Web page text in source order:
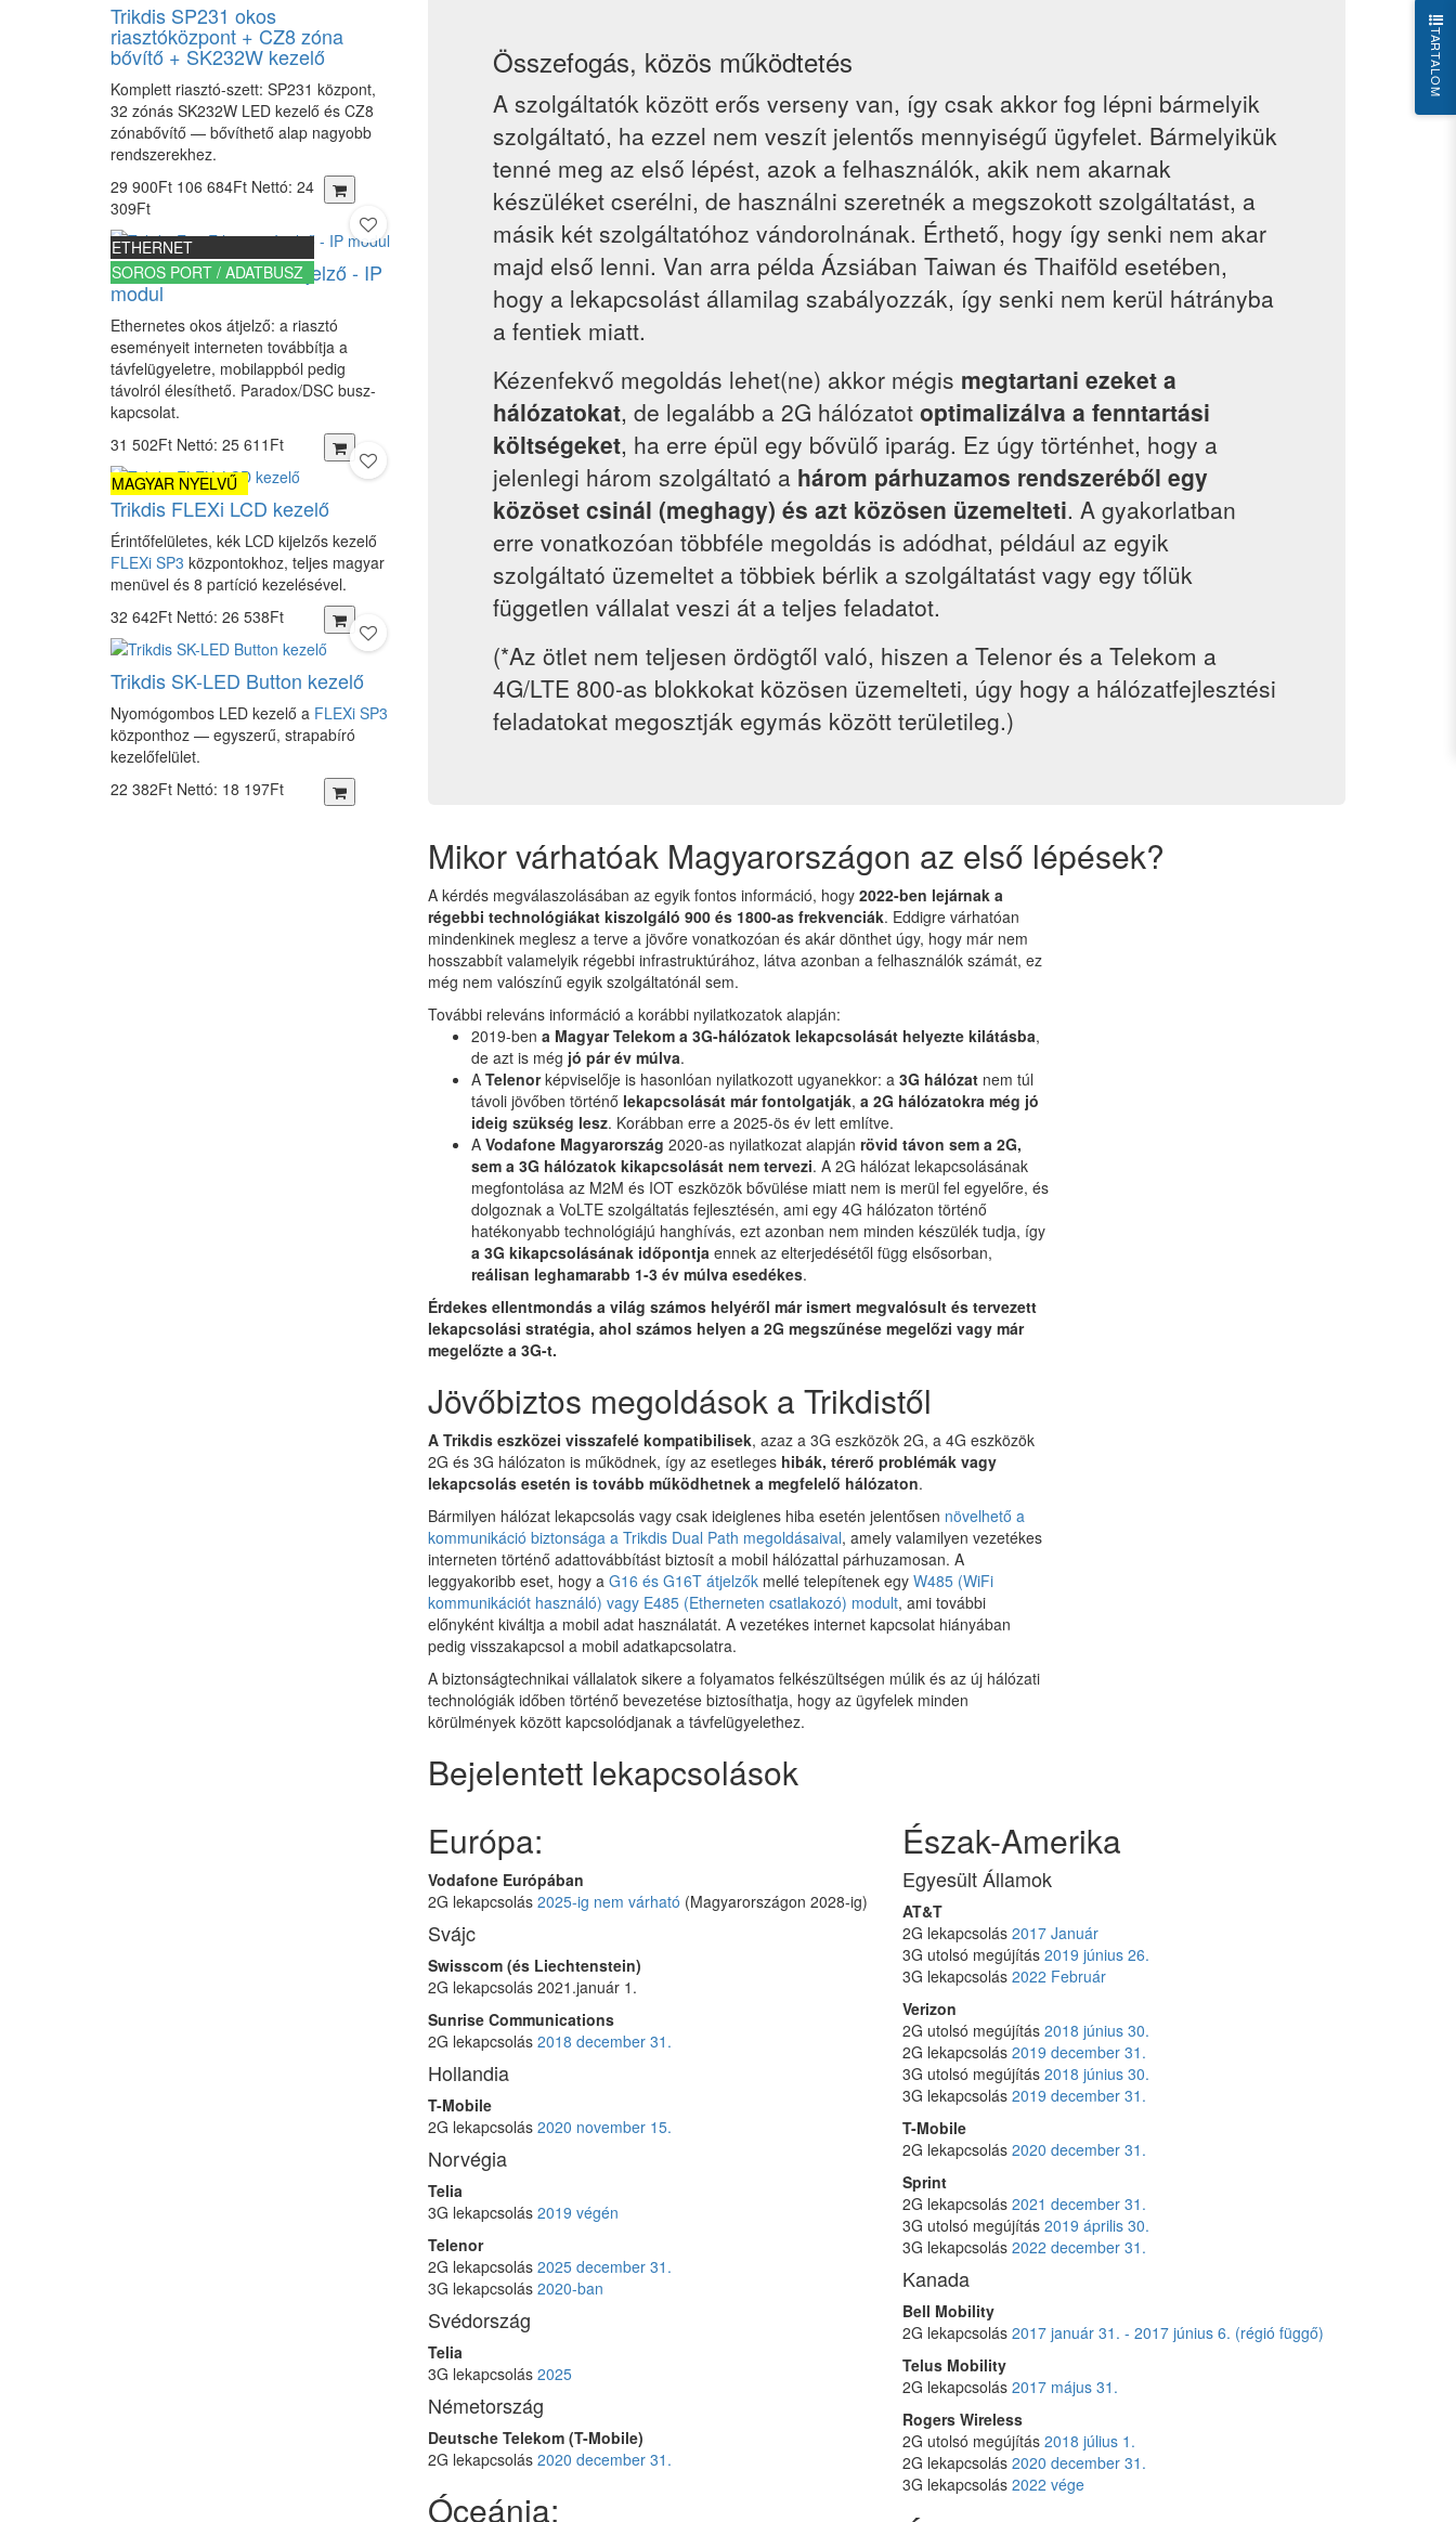
Trikdis SP231 okos
riasztóközpont + CZ8 zóna
bővítő + SK232W kezelő
Komplett riasztó-szett: SP231 központ,
32 zónás SK232W LED kezelő és CZ8
zónabővítő — bővíthető alap nagyobb
rendszerekhez.
29 900Ft 106 684Ft Nettó: 24
309Ft
ETHERNET
SOROS PORT / ADATBUSZ
Trikdis E16 Ethernet átjelző - IP
modul
Ethernetes okos átjelző: a riasztó
eseményeit interneten továbbítja a
távfelügyeletre, mobilappból pedig
távolról élesíthető. Paradox/DSC busz-
kapcsolat.
31 502Ft Nettó: 25 611Ft
MAGYAR NYELVŰ
Trikdis FLEXi LCD kezelő
Érintőfelületes, kék LCD kijelzős kezelő
FLEXi SP3 központokhoz, teljes magyar
menüvel és 8 partíció kezelésével.
32 642Ft Nettó: 26 538Ft
Trikdis SK-LED Button kezelő
Nyomógombos LED kezelő a FLEXi SP3
központhoz — egyszerű, strapabíró
kezelőfelület.
22 382Ft Nettó: 18 197Ft
Összefogás, közös működtetés
A szolgáltatók között erős verseny van, így csak akkor fog lépni bármelyik
szolgáltató, ha ezzel nem veszít jelentős mennyiségű ügyfelet. Bármelyikük
tenné meg az első lépést, azok a felhasználók, akik nem akarnak
készüléket cserélni, de használni szeretnék a megszokott szolgáltatást, a
másik két szolgáltatóhoz vándorolnának. Érthető, hogy így senki nem akar
majd első lenni. Van arra példa Ázsiában Taiwan és Thaiföld esetében,
hogy a lekapcsolást államilag szabályozzák, így senki nem kerül hátrányba
a fentiek miatt.
Kézenfekvő megoldás lehet(ne) akkor mégis megtartani ezeket a
hálózatokat, de legalább a 2G hálózatot optimalizálva a fenntartási
költségeket, ha erre épül egy bővülő iparág. Ez úgy történhet, hogy a
jelenlegi három szolgáltató a három párhuzamos rendszeréből egy
közöset csinál (meghagy) és azt közösen üzemelteti. A gyakorlatban
erre vonatkozóan többféle megoldás is adódhat, például az egyik
szolgáltató üzemeltet a többiek bérlik a szolgáltatást vagy egy tőlük
független vállalat veszi át a teljes feladatot.
(*Az ötlet nem teljesen ördögtől való, hiszen a Telenor és a Telekom a
4G/LTE 800-as blokkokat közösen üzemelteti, úgy hogy a hálózatfejlesztési
feladatokat megosztják egymás között területileg.)
Mikor várhatóak Magyarországon az első lépések?
A kérdés megválaszolásában az egyik fontos információ, hogy 2022-ben lejárnak a
régebbi technológiákat kiszolgáló 900 és 1800-as frekvenciák. Eddigre várhatóan
mindenkinek meglesz a terve a jövőre vonatkozóan és akár dönthet úgy, hogy már nem
hosszabbít valamelyik régebbi infrastruktúrához, látva azonban a felhasználók számát, ez
még nem valószínű egyik szolgáltatónál sem.
További releváns információ a korábbi nyilatkozatok alapján:
2019-ben a Magyar Telekom a 3G-hálózatok lekapcsolását helyezte kilátásba,
de azt is még jó pár év múlva.
A Telenorképviselője is hasonlóan nyilatkozott ugyanekkor: a 3G hálózatnem túl
távoli jövőben történő lekapcsolását már fontolgatják, a 2G hálózatokra még jó
ideig szükség lesz. Korábban erre a 2025-ös év lett említve.
A Vodafone Magyarország 2020-as nyilatkozat alapján rövid távon sem a 2G,
sem a 3G hálózatok kikapcsolását nem tervezi. A 2G hálózat lekapcsolásának
megfontolása az M2M és IOT eszközök bővülése miatt nem is merül fel egyelőre, és
dolgoznak a VoLTE szolgáltatás fejlesztésén, ami egy 4G hálózaton történő
hatékonyabb technológiájú hanghívás, ezt azonban nem minden készülék tudja, így
a 3G kikapcsolásának időpontja ennek az elterjedésétől függ elsősorban,
reálisan leghamarabb 1-3 év múlva esedékes.
Érdekes ellentmondás a világ számos helyéről már ismert megvalósult és tervezett
lekapcsolási stratégia, ahol számos helyen a 2G megszűnése megelőzi vagy már
megelőzte a 3G-t.
Jövőbiztos megoldások a Trikdistől
A Trikdis eszközei visszafelé kompatibilisek, azaz a 3G eszközök 2G, a 4G eszközök
2G és 3G hálózaton is működnek, így az esetleges hibák, térerő problémák vagy
lekapcsolás esetén is tovább működhetnek a megfelelő hálózaton.
Bármilyen hálózat lekapcsolás vagy csak ideiglenes hiba esetén jelentősen növelhető a
kommunikáció biztonsága a Trikdis Dual Path megoldásaival, amely valamilyen vezetékes
interneten történő adattovábbítást biztosít a mobil hálózattal párhuzamosan. A
leggyakoribb eset, hogy a G16 és G16T átjelzőkmellé telepítenek egy W485 (WiFi
kommunikációt használó) vagy E485 (Etherneten csatlakozó) modult, ami további
előnyként kiváltja a mobil adat használatát. A vezetékes internet kapcsolat hiányában
pedig visszakapcsol a mobil adatkapcsolatra.
A biztonságtechnikai vállalatok sikere a folyamatos felkészültségen múlik és az új hálózati
technológiák időben történő bevezetése biztosíthatja, hogy az ügyfelek minden
körülmények között kapcsolódjanak a távfelügyelethez.
Bejelentett lekapcsolások
Európa:
Vodafone Európában
2G lekapcsolás 2025-ig nem várható (Magyarországon 2028-ig)
Svájc
Swisscom (és Liechtenstein)
2G lekapcsolás 2021.január 1.
Sunrise Communications
2G lekapcsolás 2018 december 31.
Hollandia
T-Mobile
2G lekapcsolás 2020 november 15.
Norvégia
Telia
3G lekapcsolás 2019 végén
Telenor
2G lekapcsolás 2025 december 31.
3G lekapcsolás 2020-ban
Svédország
Telia
3G lekapcsolás 2025
Németország
Deutsche Telekom (T-Mobile)
2G lekapcsolás 2020 december 31.
Óceánia:
Észak-Amerika
Egyesült Államok
AT&T
2G lekapcsolás2017 Január
3G utolsó megújítás2019 június 26.
3G lekapcsolás2022 Február
Verizon
2G utolsó megújítás2018 június 30.
2G lekapcsolás2019 december 31.
3G utolsó megújítás2018 június 30.
3G lekapcsolás2019 december 31.
T-Mobile
2G lekapcsolás2020 december 31.
Sprint
2G lekapcsolás2021 december 31.
3G utolsó megújítás2019 április 30.
3G lekapcsolás2022 december 31.
Kanada
Bell Mobility
2G lekapcsolás2017 január 31. - 2017 június 6. (régió függő)
Telus Mobility
2G lekapcsolás2017 május 31.
Rogers Wireless
2G utolsó megújítás2018 július 1.
2G lekapcsolás2020 december 31.
3G lekapcsolás2022 vége
TARTALOM